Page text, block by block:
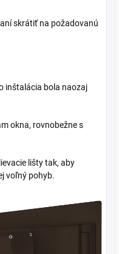
skrátiť na požadovanú
inštalácia bola naozaj
okna, rovnobežne s
lišty tak, aby
voľný pohyb.